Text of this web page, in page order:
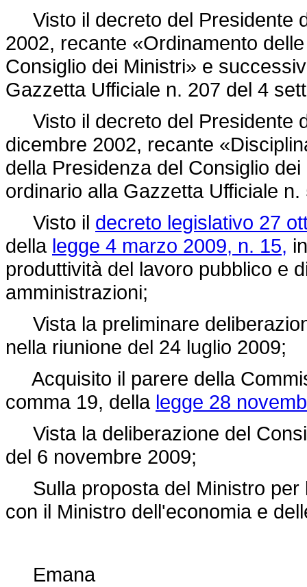
Visto il decreto del Presidente
2002, recante «Ordinamento
Consiglio dei Ministri» e
Gazzetta Ufficiale n. 207 del 4
Visto il decreto del Presidente
dicembre 2002, recante
della Presidenza del Consiglio
ordinario alla Gazzetta Ufficiale
Visto il decreto legislativo 27
della legge 4 marzo 2009, n. 15,
produttività del lavoro pubblico e
amministrazioni;
Vista la preliminare
nella riunione del 24 luglio 2009;
Acquisito il parere della
comma 19, della legge 28
Vista la deliberazione del
del 6 novembre 2009;
Sulla proposta del Ministro per
con il Ministro dell'economia e
Emana